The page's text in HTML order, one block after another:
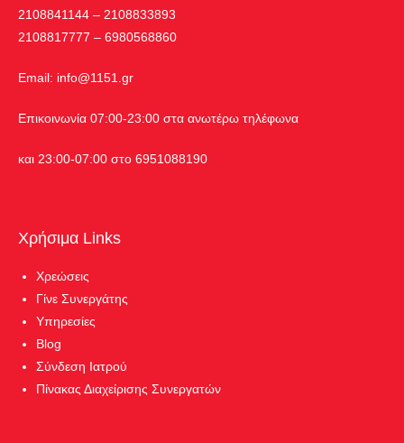
2108841144 – 2108833893
2108817777 – 6980568860
Εmail: info@1151.gr
Επικοινωνία 07:00-23:00 στα ανωτέρω τηλέφωνα
και 23:00-07:00 στο 6951088190
Χρήσιμα Links
Χρεώσεις
Γίνε Συνεργάτης
Υπηρεσίες
Blog
Σύνδεση Ιατρού
Πίνακας Διαχείρισης Συνεργατών